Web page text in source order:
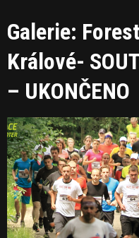
Galerie:
Králové-
– UKONČENO